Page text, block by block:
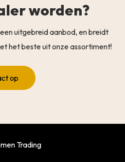
worden?
uitgebreid aanbod, en breidt
het beste uit onze assortiment!
op
Trading